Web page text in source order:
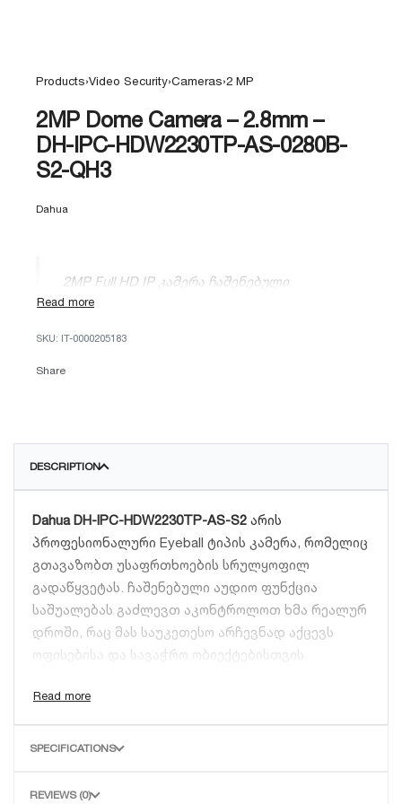
Products›Video Security›Cameras›2 MP
2MP Dome Camera – 2.8mm –
DH-IPC-HDW2230TP-AS-0280B-
S2-QH3
Dahua
2MP Full HD IP კამერა ჩაშენებული
მიკროფონითა და MicroSD სლოტით (256GB).
აუდიო-ვიდეო მონიტორინგისთვის.
IT-0000205183
Share
DESCRIPTION
Dahua DH-IPC-HDW2230TP-AS-S2 არის
პროფესიონალური Eyeball ტიპის კამერა, რომელიც
გთავაზობთ უსაფრთხოების სრულყოფილ
გადაწყვეტას. ჩაშენებული აუდიო ფუნქცია
საშუალებას გაძლევთ აკონტროლოთ ხმა რეალურ
დროში, რაც მას საუკეთესო არჩევნად აქცევს
ოფისებისა და სავაჭრო ობიექტებისთვის.
ძირითადი უპირატესობები:
მკვეთრ და დეტალურ გამოსახულებას
ჩაშენებული მიკროფონი:
SPECIFICATIONS
REVIEWS (0)